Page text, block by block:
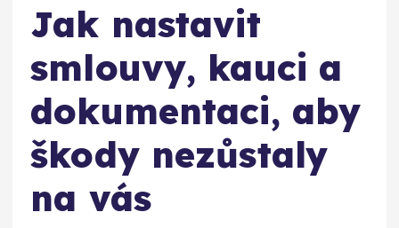
Jak nastavit
smlouvy, kauci a
dokumentaci, aby
škody nezůstaly
na vás